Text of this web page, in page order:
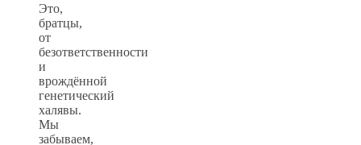
Это,
братцы,
от
безответственности
и
врождённой
генетический
халявы.
Мы
забываем,